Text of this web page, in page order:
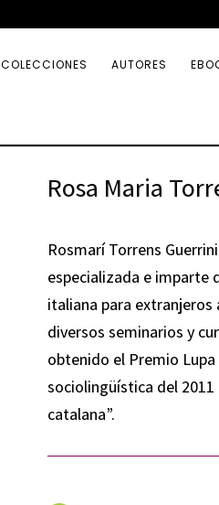
COLECCIONES AUTORES
Rosa Maria
Rosmarí Torrens
especializada e imparte
italiana para
diversos seminarios y
obtenido el Premio
sociolingüística del
catalana”.